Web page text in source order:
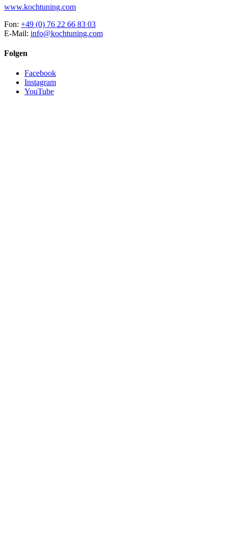
www.kochtuning.com
Fon: +49 (0) 76 22 66 83 03
E-Mail: info@kochtuning.com
Folgen
Facebook
Instagram
YouTube